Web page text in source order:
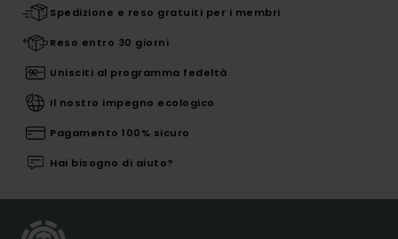
Spedizione e reso gratuiti per i membri
Reso entro 30 giorni
Unisciti al programma fedeltà
Il nostro impegno ecologico
Pagamento 100% sicuro
Hai bisogno di aiuto?